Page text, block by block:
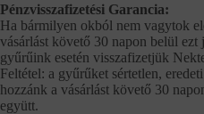
Pénzvisszafizetési Garancia:
Ha bármilyen okból nem vagytok
vásárlást követő 30 napon belül
gyűrűink esetén visszafizetjük
Feltétel: a gyűrűket sértetlen,
hozzánk a vásárlást követő 30
együtt.